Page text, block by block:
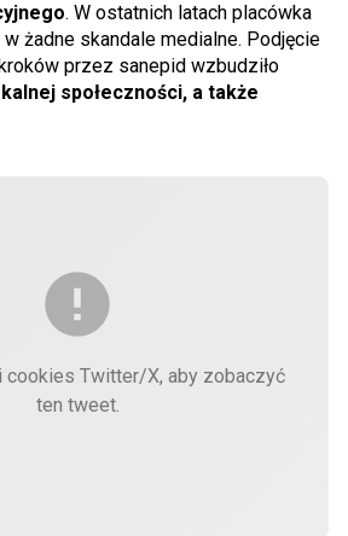
. W ostatnich latach placówka
w żadne skandale medialne. Podjęcie
przez sanepid wzbudziło
społeczności, a także
cookies Twitter/X, aby zobaczyć
ten tweet.